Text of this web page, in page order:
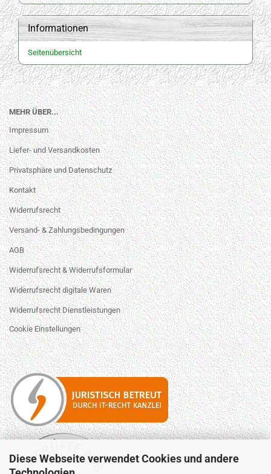
Diese Webseite verwendet Cookies und andere
Informationen
Seitenübersicht
MEHR ÜBER...
Impressum
Liefer- und Versandkosten
Privatsphäre und Datenschutz
Kontakt
Widerrufsrecht
Versand- & Zahlungsbedingungen
AGB
Widerrufsrecht & Widerrufsformular
Widerrufsrecht digitale Waren
Widerrufsrecht Dienstleistungen
Cookie Einstellungen